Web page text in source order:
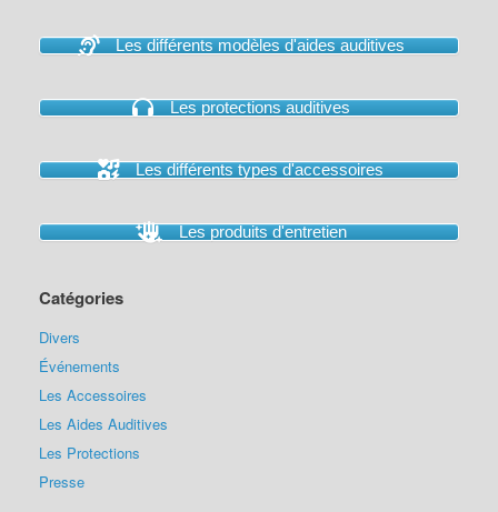
Les différents modèles d'aides auditives
Les protections auditives
Les différents types d'accessoires
Les produits d'entretien
Catégories
Divers
Événements
Les Accessoires
Les Aides Auditives
Les Protections
Presse